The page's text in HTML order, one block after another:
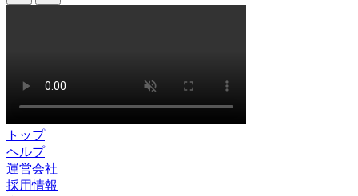
トップ
ヘルプ
運営会社
採用情報